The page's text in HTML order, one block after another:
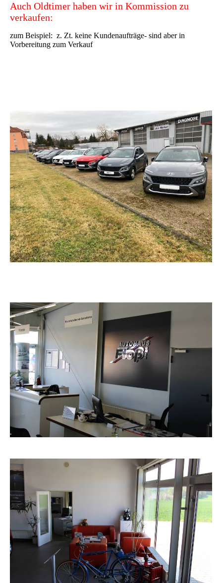
Auch Oldtimer haben wir in Kommission zu
verkaufen:
zum Beispiel: z. Zt. keine Kundenaufträge- sind aber in
Vorbereitung zum Verkauf